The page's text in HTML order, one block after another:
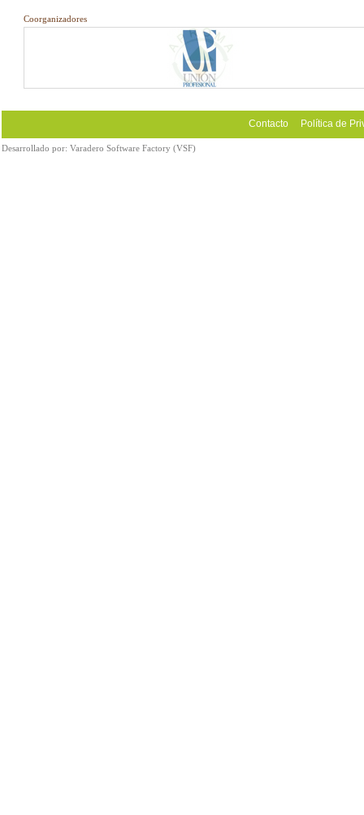
Coorganizadores
Contacto Política de
Desarrollado por: Varadero Software Factory (VSF)